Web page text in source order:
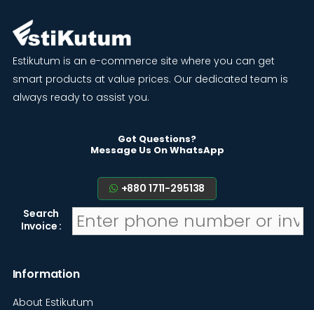
Estikutum is an e-commerce site where you can get
smart products at value prices. Our dedicated team is
always ready to assist you.
Got Questions?
Message Us On WhatsApp
+880 1711-295138
Search
Invoice :
Information
About Estikutum